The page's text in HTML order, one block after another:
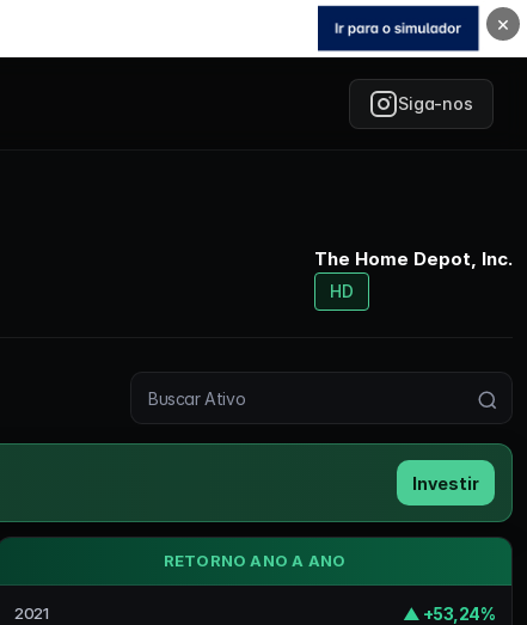
×
Siga-nos
The Home Depot, Inc.
HD
Buscar ativo
Investir
RETORNO ANO A ANO
2021 ▲ +53,24%